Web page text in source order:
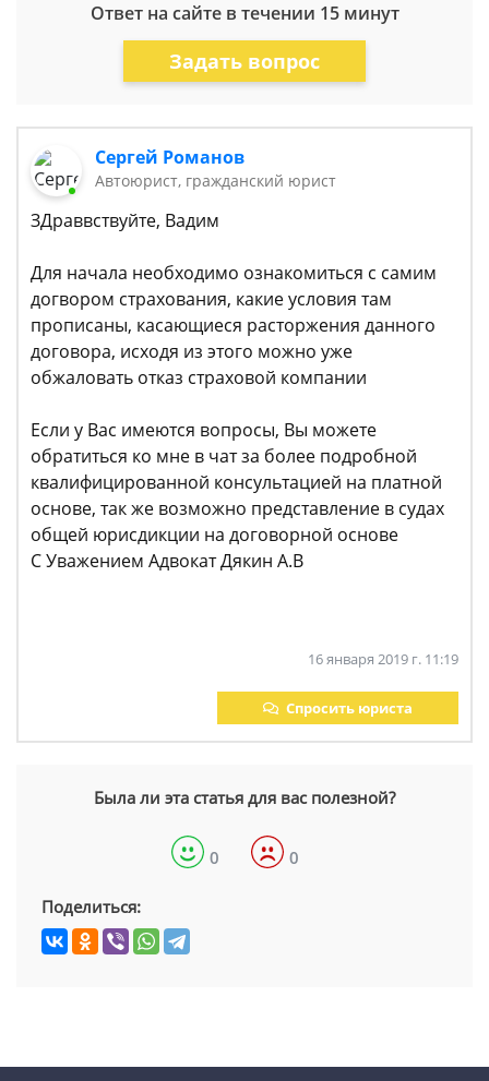
Ответ на сайте в течении 15 минут
Задать вопрос
Сергей Романов
Автоюрист, гражданский юрист
ЗДраввствуйте, Вадим
Для начала необходимо ознакомиться с самим
догвором страхования, какие условия там
прописаны, касающиеся расторжения данного
договора, исходя из этого можно уже
обжаловать отказ страховой компании
Если у Вас имеются вопросы, Вы можете
обратиться ко мне в чат за более подробной
квалифицированной консультацией на платной
основе, так же возможно представление в судах
общей юрисдикции на договорной основе
С Уважением Адвокат Дякин А.В
16 января 2019 г. 11:19
Спросить юриста
Была ли эта статья для вас полезной?
0 0
Поделиться: